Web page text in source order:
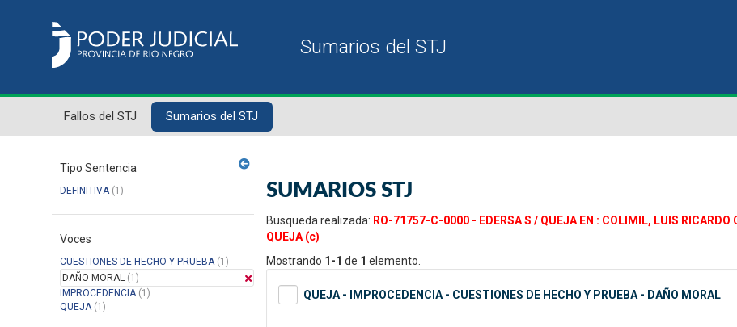
Fallos del STJ Sumarios del STJ
Tipo Sentencia
DEFINITIVA(1)
Voces
CUESTIONES DE HECHO Y PRUEBA(1)
DAÑO MORAL (1)
IMPROCEDENCIA(1)
QUEJA(1)
SUMARIOS STJ
Busqueda realizada: RO-71757-C-0000 - EDERSA S / QUEJA EN : COLIMIL, LUIS
QUEJA (c)
Mostrando 1-1 de 1 elemento.
QUEJA - IMPROCEDENCIA - CUESTIONES DE HECHO Y PRUEBA - DAÑO MORAL